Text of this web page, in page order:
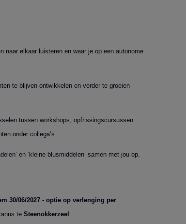
naar elkaar luisteren en waar je op een autonome
te blijven ontwikkelen en verder te groeien
tussen workshops, opfrissingscursussen
onder collega’s.
en ‘kleine blusmiddelen’ samen met jou op.
30/06/2027 - optie op verlenging per
te Steenokkerzeel